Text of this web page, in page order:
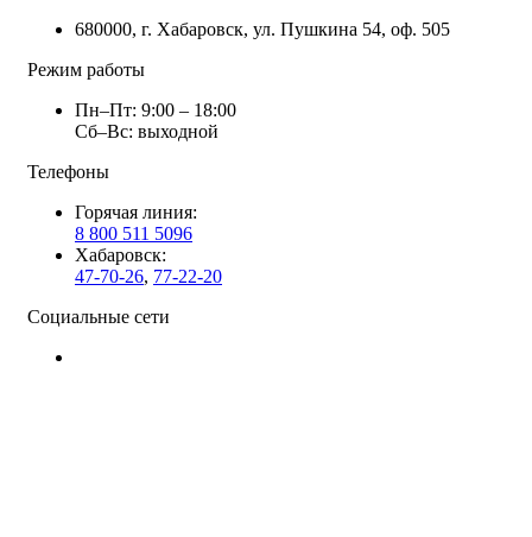
680000, г. Хабаровск, ул. Пушкина 54, оф. 505
Режим работы
Пн–Пт: 9:00 – 18:00
Сб–Вс: выходной
Телефоны
Горячая линия:
8 800 511 5096
Хабаровск:
47-70-26, 77-22-20
Социальные сети